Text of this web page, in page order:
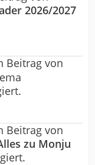
2026/2027
Beitrag von
Beitrag von
zu Monju